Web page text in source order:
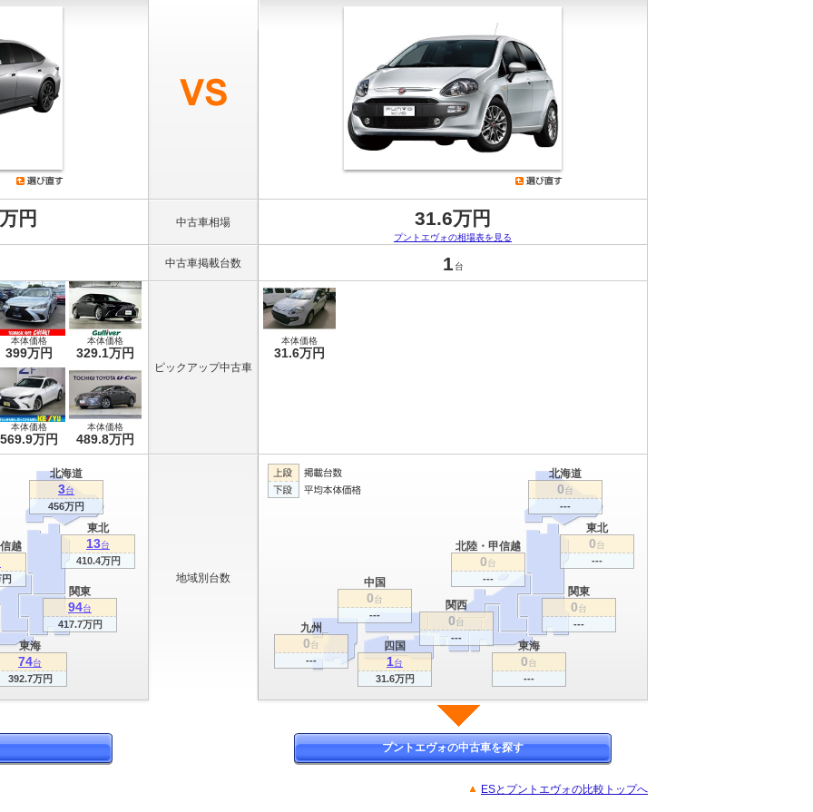
円 中古車相場 31.6万円
プントエヴォの相場表を見る
中古車掲載台数 1 台
本体価格
399万円
本体価格
329.1万円
本体価格
569.9万円
本体価格
489.8万円
ピックアップ中古車
本体価格
31.6万円
関東
94台
417.7万円
東海
74台
392.7万円
北海道
3台
456万円
東北
13台
410.4万円
越
地域別台数
関東
0台
---
関西
0台
---
東海
0台
---
北海道
0台
---
九州
0台
---
東北
0台
---
北陸・甲信越
0台
---
中国
0台
---
四国
1台
31.6万円
プントエヴォの中古車を探す
ESとプントエヴォの比較トップへ